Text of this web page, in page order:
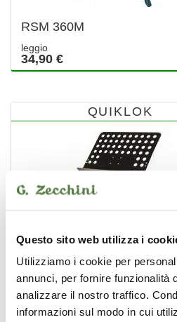
Questo sito web utilizza i
Utilizziamo i cookie per
annunci, per fornire funzionalità
analizzare il nostro traffico.
informazioni sul modo in cui
RSM 360M
leggio
34,90 €
QUIKLOK